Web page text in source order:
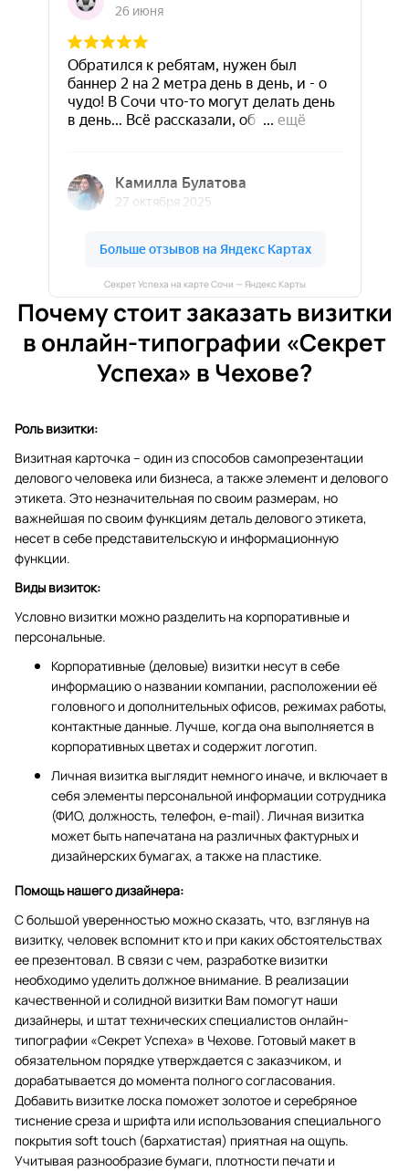
Секрет Успеха на карте Сочи — Яндекс Карты
Почему стоит заказать визитки
в онлайн-типографии «Секрет
Успеха» в Чехове?
Роль визитки:
Визитная карточка – один из способов самопрезентации
делового человека или бизнеса, а также элемент и делового
этикета. Это незначительная по своим размерам, но
важнейшая по своим функциям деталь делового этикета,
несет в себе представительскую и информационную
функции.
Виды визиток:
Условно визитки можно разделить на корпоративные и
персональные.
Корпоративные (деловые) визитки несут в себе
информацию о названии компании, расположении её
головного и дополнительных офисов, режимах работы,
контактные данные. Лучше, когда она выполняется в
корпоративных цветах и содержит логотип.
Личная визитка выглядит немного иначе, и включает в
себя элементы персональной информации сотрудника
(ФИО, должность, телефон, e-mail). Личная визитка
может быть напечатана на различных фактурных и
дизайнерских бумагах, а также на пластике.
Помощь нашего дизайнера:
С большой уверенностью можно сказать, что, взглянув на
визитку, человек вспомнит кто и при каких обстоятельствах
ее презентовал. В связи с чем, разработке визитки
необходимо уделить должное внимание. В реализации
качественной и солидной визитки Вам помогут наши
дизайнеры, и штат технических специалистов онлайн-
типографии «Секрет Успеха» в Чехове. Готовый макет в
обязательном порядке утверждается с заказчиком, и
дорабатывается до момента полного согласования.
Добавить визитке лоска поможет золотое и серебряное
тиснение среза и шрифта или использования специального
покрытия soft touch (бархатистая) приятная на ощупь.
Учитывая разнообразие бумаги, плотности печати и